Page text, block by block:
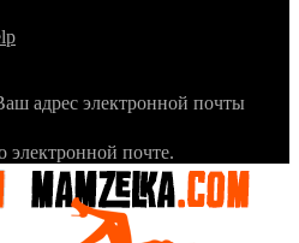
адрес электронной почты
электронной почте.